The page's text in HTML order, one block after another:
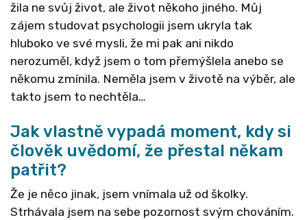
žila ne svůj život, ale život někoho jiného. Můj
zájem studovat psychologii jsem ukryla tak
hluboko ve své mysli, že mi pak ani nikdo
nerozuměl, když jsem o tom přemýšlela anebo se
někomu zmínila. Neměla jsem v životě na výběr, ale
takto jsem to nechtěla…
Jak vlastně vypadá moment, kdy si
člověk uvědomí, že přestal někam
patřit?
Že je něco jinak, jsem vnímala už od školky.
Strhávala jsem na sebe pozornost svým chováním.